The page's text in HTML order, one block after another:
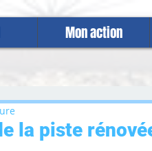
Mon action
la piste